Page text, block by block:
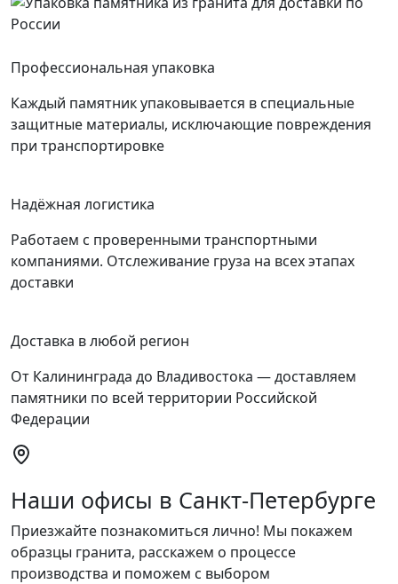
Профессиональная упаковка
Каждый памятник упаковывается в специальные
защитные материалы, исключающие повреждения
при транспортировке
Надёжная логистика
Работаем с проверенными транспортными
компаниями. Отслеживание груза на всех этапах
доставки
Доставка в любой регион
От Калининграда до Владивостока — доставляем
памятники по всей территории Российской
Федерации
Наши офисы в Санкт‑Петербурге
Приезжайте познакомиться лично! Мы покажем
образцы гранита, расскажем о процессе
производства и поможем с выбором